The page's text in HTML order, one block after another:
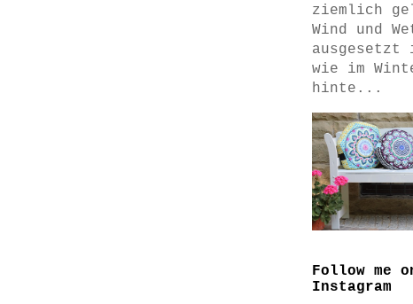
ziemlich
Wind und
ausgesetzt
wie im
hinte...
Follow me
Instagram